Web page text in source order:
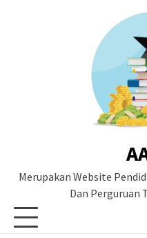
Merupakan Website
Dan Perguruan